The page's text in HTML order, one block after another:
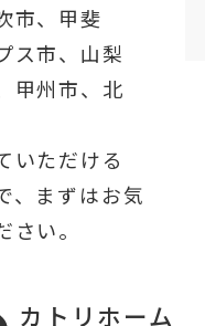
市、甲斐
ス市、山梨
甲州市、北
いただける
、まずはお気
い。
カトリホーム